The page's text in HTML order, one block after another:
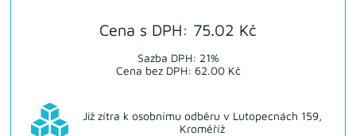
Cena s DPH: 75.02 Kč
Sazba DPH: 21%
Cena bez DPH: 62.00 Kč
Již zítra k osobnímu odběru v Lutopecnách 159,
Kroměříž